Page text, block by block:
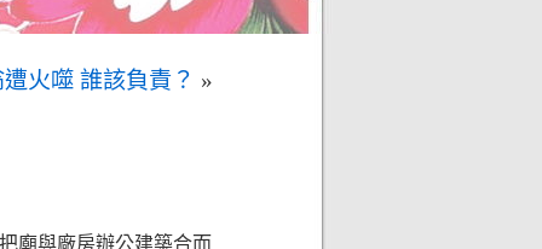
火噬 誰該負責？ »
廟與廠房辦公建築合而